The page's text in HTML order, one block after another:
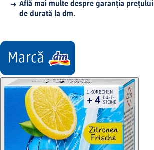
Află mai multe despre garanția prețului
de durată la dm.